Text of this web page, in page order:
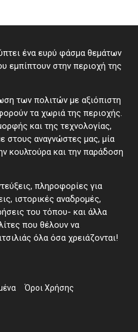
ένα ευρύ φάσμα θεμάτων
εμπίπτουν στην περιοχή της
των πολιτών με αξιόπιστη
τα χωριά της περιοχής.
και της τεχνολογίας,
στους αναγνώστες μας, μία
κουλτούρα και την παράδοση
πληροφορίες για
ιστορικές αναδρομές,
του τόπου- και άλλα
που θέλουν να
όλα όσα χρειάζονται!
Όροι Χρήσης